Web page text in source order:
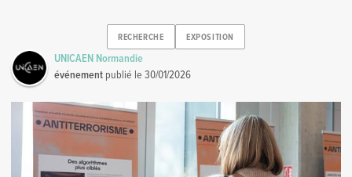
RECHERCHE EXPOSITION
UNICAEN Normandie
événement publié le30/01/2026